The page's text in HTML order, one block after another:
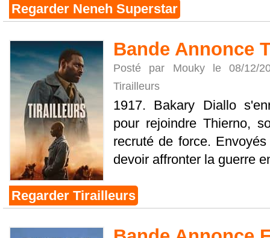
Regarder Neneh Superstar
Bande Annonce
Posté par Mouky le 08/12/
Tirailleurs
1917. Bakary Diallo
pour rejoindre Thierno,
recruté de force.
devoir affronter la guerre
Regarder Tirailleurs